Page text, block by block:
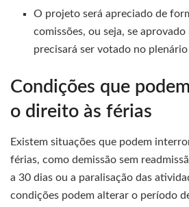
O projeto será apreciado de
comissões, ou seja, se
precisará ser votado no plenário
Condições que
o direito às férias
Existem situações que podem
férias, como demissão sem
a 30 dias ou a paralisação das
condições podem alterar o período